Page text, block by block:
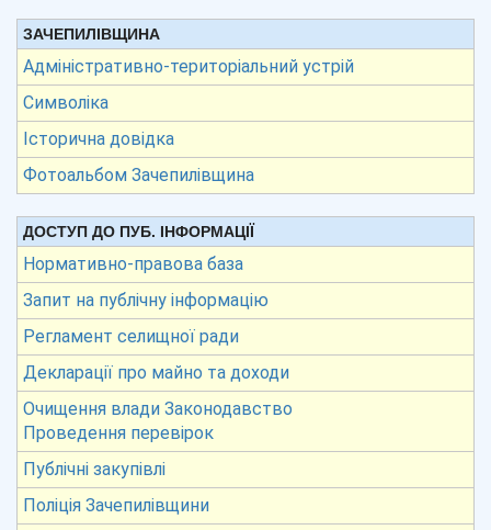
ЗАЧЕПИЛІВЩИНА
Адміністративно-територіальний устрій
Символіка
Історична довідка
Фотоальбом Зачепилівщина
ДОСТУП ДО ПУБ. ІНФОРМАЦІЇ
Нормативно-правова база
Запит на публічну інформацію
Регламент селищної ради
Декларації про майно та доходи
Очищення влади Законодавство
Проведення перевірок
Публічні закупівлі
Поліція Зачепилівщини